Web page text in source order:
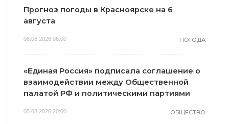
Прогноз погоды в Красноярске на 6
августа
06.08.2026 06:00 ПОГОДА
«Единая Россия» подписала соглашение о
взаимодействии между Общественной
палатой РФ и политическими партиями
05.08.2026 20:00 ОБЩЕСТВО